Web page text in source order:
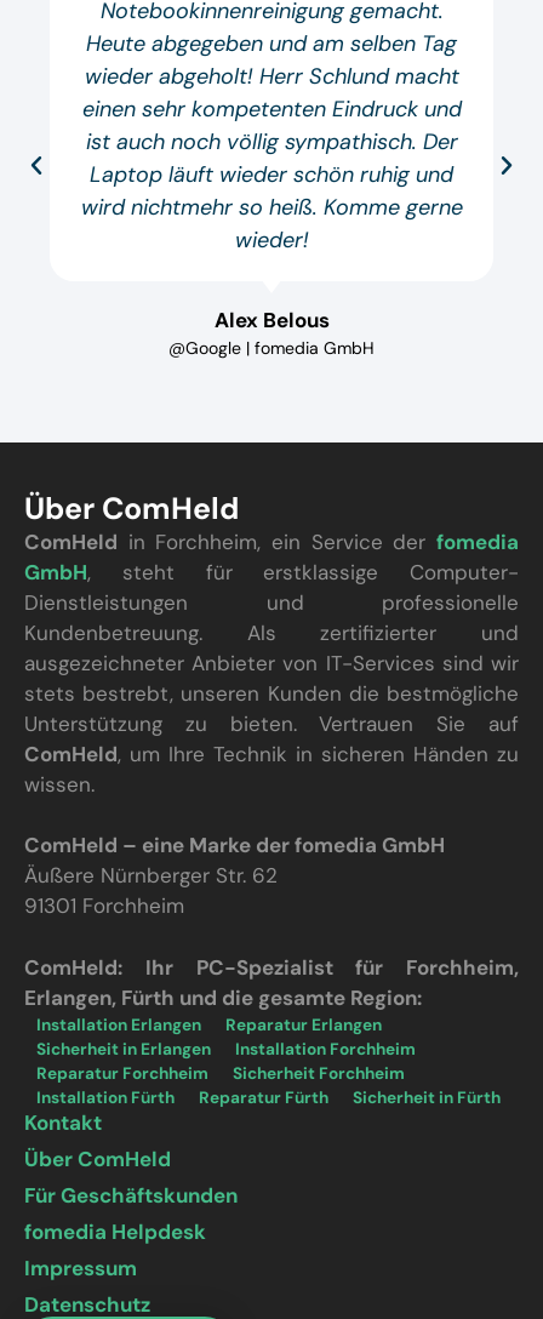
Notebookinnenreinigung gemacht.
Heute abgegeben und am selben Tag
wieder abgeholt! Herr Schlund macht
einen sehr kompetenten Eindruck und
ist auch noch völlig sympathisch. Der
Laptop läuft wieder schön ruhig und
wird nichtmehr so heiß. Komme gerne
wieder!
Alex Belous
@Google | fomedia GmbH
Über ComHeld
ComHeld in Forchheim, ein Service der fomedia
GmbH, steht für erstklassige Computer-
Dienstleistungen und professionelle
Kundenbetreuung. Als zertifizierter und
ausgezeichneter Anbieter von IT-Services sind wir
stets bestrebt, unseren Kunden die bestmögliche
Unterstützung zu bieten. Vertrauen Sie auf
ComHeld, um Ihre Technik in sicheren Händen zu
wissen.
ComHeld – eine Marke der fomedia GmbH
Äußere Nürnberger Str. 62
91301 Forchheim
ComHeld: Ihr PC-Spezialist für Forchheim,
Erlangen, Fürth und die gesamte Region:
Installation Erlangen
Reparatur Erlangen
Sicherheit in Erlangen
Installation Forchheim
Reparatur Forchheim
Sicherheit Forchheim
Installation Fürth
Reparatur Fürth Sicherheit in Fürth
Kontakt
Über ComHeld
Für Geschäftskunden
fomedia Helpdesk
Impressum
Datenschutz